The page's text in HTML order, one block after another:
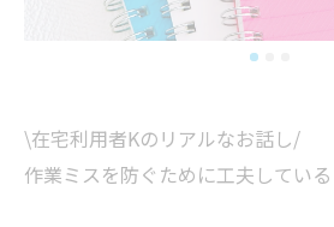
\在宅利用者Kのリアルなお話し/
作業ミスを防ぐために工夫してい